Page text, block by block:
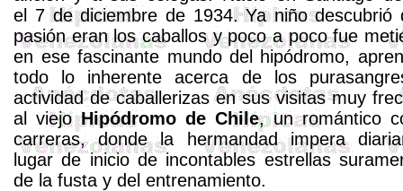
el 7 de diciembre de 1934. Ya niño descubrió
pasión eran los caballos y poco a poco fue
en ese fascinante mundo del hipódromo,
todo lo inherente acerca de los
actividad de caballerizas en sus visitas muy
al vie­joHipódromo de Chile, un romántico
carre­ras, donde la hermandad impera
lugar de inicio de incontables estrellas
de la fusta y del entrenamiento.